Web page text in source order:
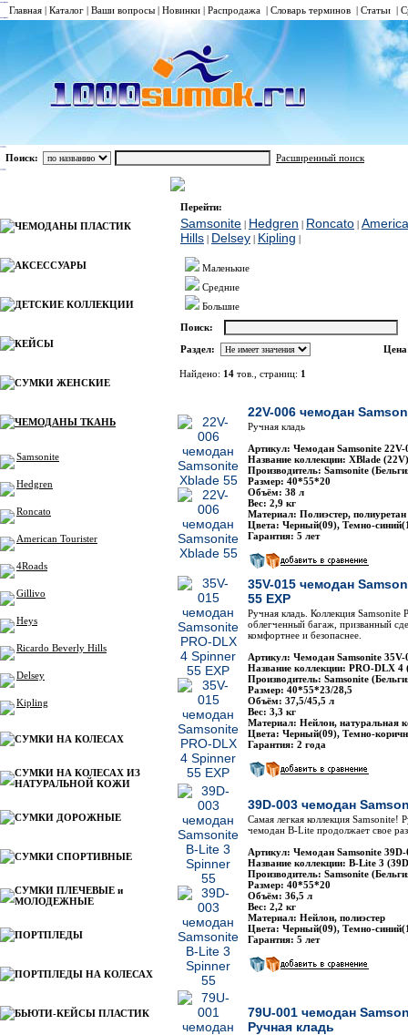
Главная | Каталог | Ваши вопросы | Новинки | Распродажа | Словарь терминов | Статьи |
Поиск: Расширенный поиск
ЧЕМОДАНЫ ПЛАСТИК
АКСЕССУАРЫ
ДЕТСКИЕ КОЛЛЕКЦИИ
КЕЙСЫ
СУМКИ ЖЕНСКИЕ
ЧЕМОДАНЫ ТКАНЬ
Samsonite
Hedgren
Roncato
American Tourister
4Roads
Gillivo
Heys
Ricardo Beverly Hills
Delsey
Kipling
СУМКИ НА КОЛЕСАХ
СУМКИ НА КОЛЕСАХ ИЗ
НАТУРАЛЬНОЙ КОЖИ
СУМКИ ДОРОЖНЫЕ
СУМКИ СПОРТИВНЫЕ
СУМКИ ПЛЕЧЕВЫЕ и
МОЛОДЕЖНЫЕ
ПОРТПЛЕДЫ
ПОРТПЛЕДЫ НА КОЛЕСАХ
БЬЮТИ-КЕЙСЫ ПЛАСТИК
ЧЕМОДАНЫ ТКАНЬ
Перейти:
Samsonite | Hedgren | Roncato |
Hills | Delsey | Kipling |
Маленькие
Средние
Большие
Поиск:
Раздел:
Найдено: 14 тов., страниц: 1
22V-006 чемодан
Ручная кладь
Артикул: Чемодан Samsonite 22V-
Название коллекции: XBlade (22V)
Производитель: Samsonite
Размер: 40*55*20
Объём: 38 л
Вес: 2,9 кг
Материал: Полиэстер, полиуретан
Цвета: Черный(09), Темно-
Гарантия: 5 лет
35V-015 чемодан
55 EXP
Ручная кладь. Коллекция
облегченный багаж, призванный
комфортнее и безопаснее.
Артикул: Чемодан Samsonite 35V-
Название коллекции: PRO-DLX 4
Производитель: Samsonite
Размер: 40*55*23/28,5
Объём: 37,5/45,5 л
Вес: 3,3 кг
Материал: Нейлон, натуральная
Цвета: Черный(09), Темно-
Гарантия: 2 года
39D-003 чемодан
Самая легкая коллекция Samsonite!
чемодан B-Lite продолжает свое
Артикул: Чемодан Samsonite 39D-
Название коллекции: B-Lite 3
Производитель: Samsonite
Размер: 40*55*20
Объём: 36,5 л
Вес: 2,2 кг
Материал: Нейлон, полиэстер
Цвета: Черный(09), Темно-
Гарантия: 5 лет
79U-001 чемодан
Ручная кладь